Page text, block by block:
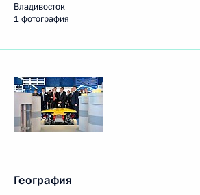
Владивосток
1 фотография
География